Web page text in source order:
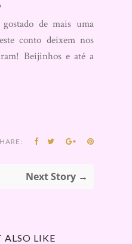
de mais uma
conto deixem nos
Beijinhos e até a
Next Story →
LIKE